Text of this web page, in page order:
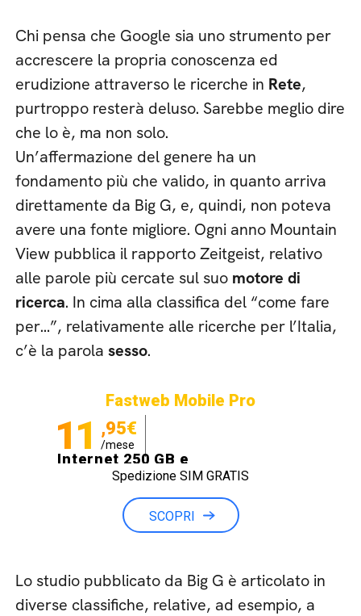
Chi pensa che Google sia uno strumento per
accrescere la propria conoscenza ed
erudizione attraverso le ricerche in Rete,
purtroppo resterà deluso. Sarebbe meglio dire
che lo è, ma non solo.
Un’affermazione del genere ha un
fondamento più che valido, in quanto arriva
direttamente da Big G, e, quindi, non poteva
avere una fonte migliore. Ogni anno Mountain
View pubblica il rapporto Zeitgeist, relativo
alle parole più cercate sul suo motore di
ricerca. In cima alla classifica del “come fare
per…”, relativamente alle ricerche per l’Italia,
c’è la parola sesso.
Fastweb Mobile Pro
11 ,95€
/mese
Internet 250 GB e
Minuti illimitati
Spedizione SIM GRATIS
SCOPRI
Lo studio pubblicato da Big G è articolato in
diverse classifiche, relative, ad esempio, a